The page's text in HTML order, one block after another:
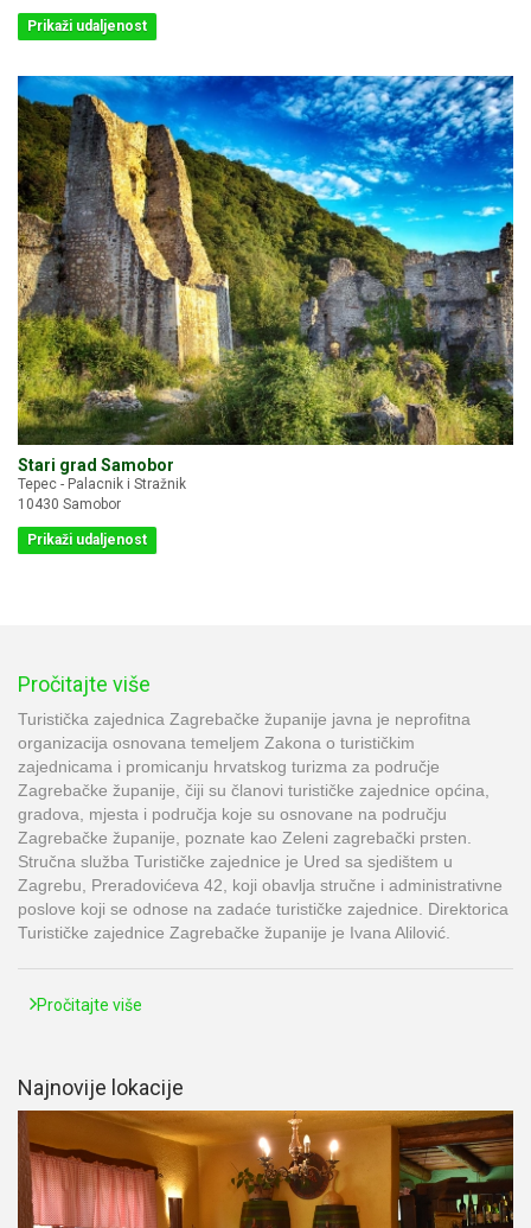
Prikaži udaljenost
Stari grad Samobor
Tepec - Palacnik i Stražnik
10430 Samobor
Prikaži udaljenost
Pročitajte više
Turistička zajednica Zagrebačke županije javna je neprofitna
organizacija osnovana temeljem Zakona o turističkim
zajednicama i promicanju hrvatskog turizma za područje
Zagrebačke županije, čiji su članovi turističke zajednice općina,
gradova, mjesta i područja koje su osnovane na području
Zagrebačke županije, poznate kao Zeleni zagrebački prsten.
Stručna služba Turističke zajednice je Ured sa sjedištem u
Zagrebu, Preradovićeva 42, koji obavlja stručne i administrativne
poslove koji se odnose na zadaće turističke zajednice. Direktorica
Turističke zajednice Zagrebačke županije je Ivana Alilović.
Pročitajte više
Najnovije lokacije